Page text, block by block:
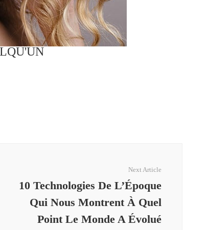
Next Article
10 Technologies De L’Époque
Qui Nous Montrent À Quel
Point Le Monde A Évolué